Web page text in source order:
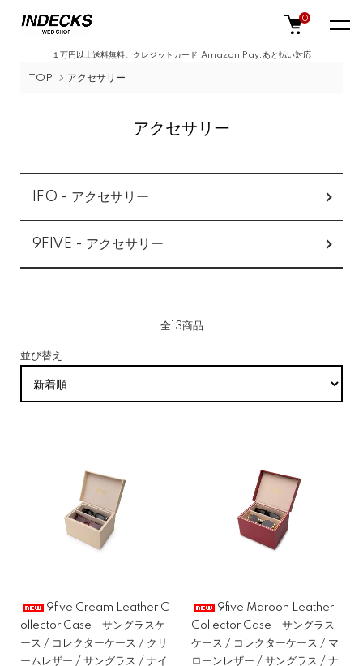
１万円以上送料無料。クレジットカード,Amazon Pay,あと払い対応
0
TOP アクセサリー
アクセサリー
カテゴリー一覧
IFO - アクセサリー
9FIVE - アクセサリー
全13商品
並び替え
9five Cream Leather C
ollector Case サングラスケ
ース / コレクターケース / クリ
ームレザー / サングラス / ナイ
9five Maroon Leather
Collector Case サングラス
ケース / コレクターケース / マ
ローンレザー / サングラス / ナ